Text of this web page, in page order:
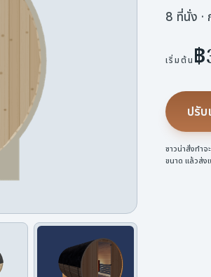
8 ที่นั่ง ·
เริ่มต้น ฿
ปรับ
ซาวน่าสั่งทำ
ขนาด แล้วส่ง